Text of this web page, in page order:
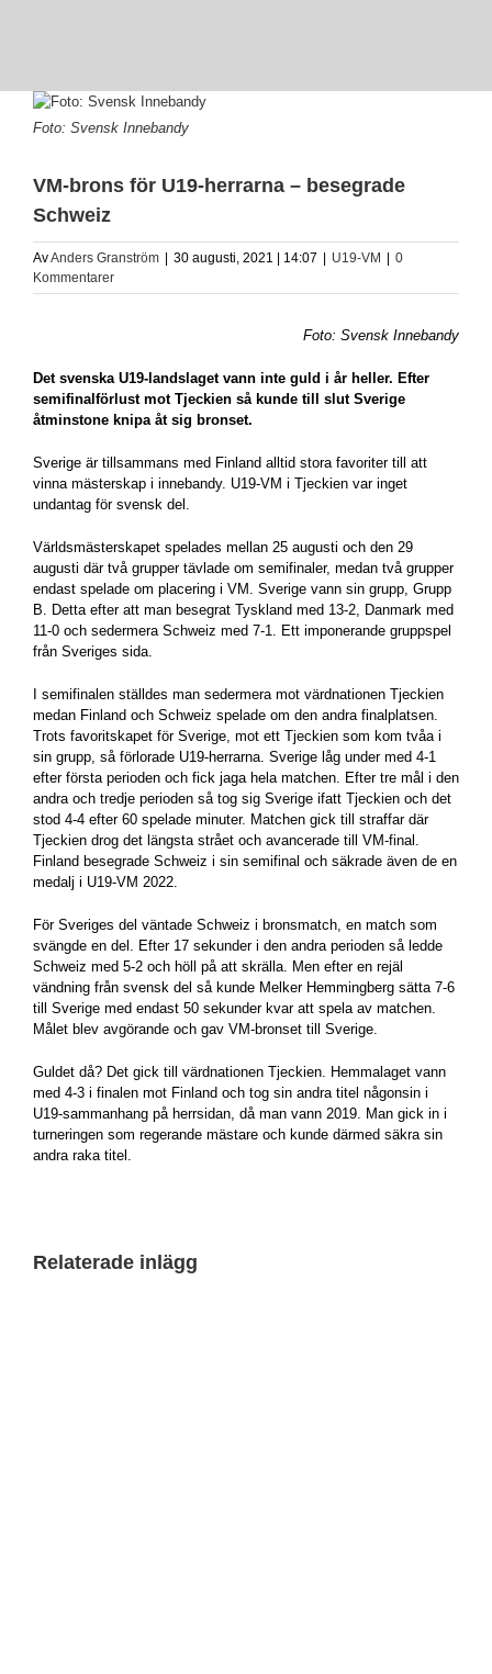
View
Larger
Foto: Svensk Innebandy
VM-brons för U19-herrarna – besegrade
Schweiz
AvAnders Granström 30 augusti, 2021 | 14:07 U19-VM
0
Kommentarer
Foto: Svensk Innebandy
Det svenska U19-landslaget vann inte guld i år heller. Efter
semifinalförlust mot Tjeckien så kunde till slut Sverige
åtminstone knipa åt sig bronset.
Sverige är tillsammans med Finland alltid stora favoriter till att
vinna mästerskap i innebandy. U19-VM i Tjeckien var inget
undantag för svensk del.
Världsmästerskapet spelades mellan 25 augusti och den 29
augusti där två grupper tävlade om semifinaler, medan två grupper
endast spelade om placering i VM. Sverige vann sin grupp, Grupp
B. Detta efter att man besegrat Tyskland med 13-2, Danmark med
11-0 och sedermera Schweiz med 7-1. Ett imponerande gruppspel
från Sveriges sida.
I semifinalen ställdes man sedermera mot värdnationen Tjeckien
medan Finland och Schweiz spelade om den andra finalplatsen.
Trots favoritskapet för Sverige, mot ett Tjeckien som kom tvåa i
sin grupp, så förlorade U19-herrarna. Sverige låg under med 4-1
efter första perioden och fick jaga hela matchen. Efter tre mål i den
andra och tredje perioden så tog sig Sverige ifatt Tjeckien och det
stod 4-4 efter 60 spelade minuter. Matchen gick till straffar där
Tjeckien drog det längsta strået och avancerade till VM-final.
Finland besegrade Schweiz i sin semifinal och säkrade även de en
medalj i U19-VM 2022.
För Sveriges del väntade Schweiz i bronsmatch, en match som
svängde en del. Efter 17 sekunder i den andra perioden så ledde
Schweiz med 5-2 och höll på att skrälla. Men efter en rejäl
vändning från svensk del så kunde Melker Hemmingberg sätta 7-6
till Sverige med endast 50 sekunder kvar att spela av matchen.
Målet blev avgörande och gav VM-bronset till Sverige.
Guldet då? Det gick till värdnationen Tjeckien. Hemmalaget vann
med 4-3 i finalen mot Finland och tog sin andra titel någonsin i
U19-sammanhang på herrsidan, då man vann 2019. Man gick in i
turneringen som regerande mästare och kunde därmed säkra sin
andra raka titel.
Relaterade inlägg